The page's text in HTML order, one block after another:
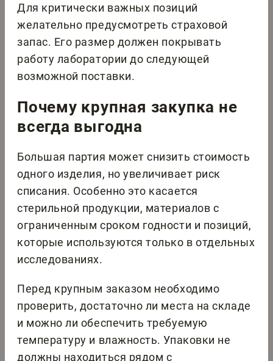
Для критически важных позиций
желательно предусмотреть страховой
запас. Его размер должен покрывать
работу лаборатории до следующей
возможной поставки.
Почему крупная закупка не
всегда выгодна
Большая партия может снизить стоимость
одного изделия, но увеличивает риск
списания. Особенно это касается
стерильной продукции, материалов с
ограниченным сроком годности и позиций,
которые используются только в отдельных
исследованиях.
Перед крупным заказом необходимо
проверить, достаточно ли места на складе
и можно ли обеспечить требуемую
температуру и влажность. Упаковки не
должны находиться рядом с